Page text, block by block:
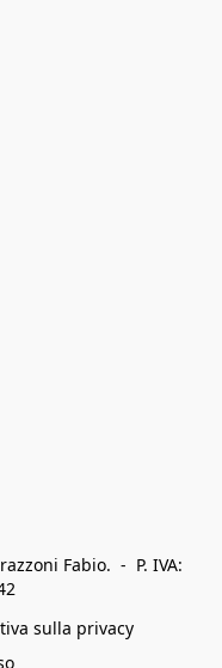
Fabio.  -  P. IVA:
sulla privacy